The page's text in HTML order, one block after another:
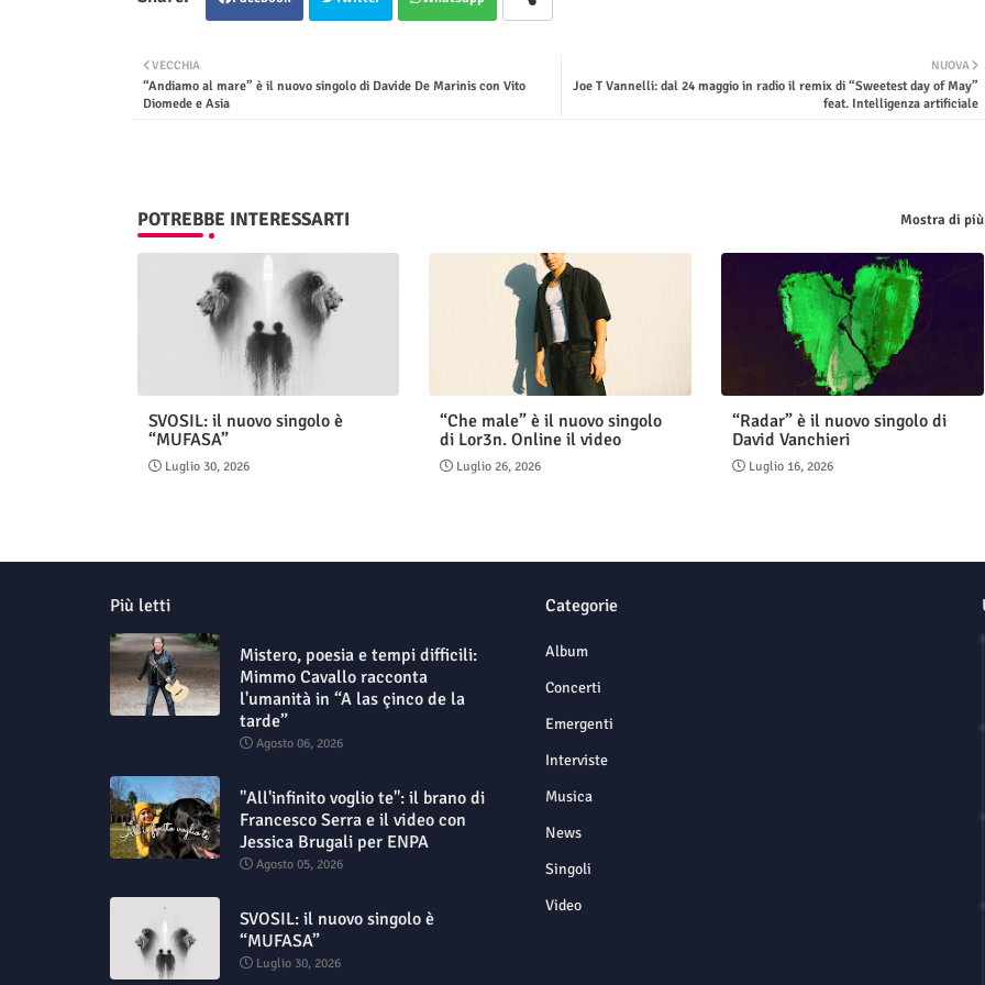
NUOVA
Joe T Vannelli: dal 24 maggio in radio il remix di “Sweetest day of May”
feat. Intelligenza artificiale
VECCHIA
“Andiamo al mare” è il nuovo singolo di Davide De Marinis con Vito
Diomede e Asia
POTREBBE INTERESSARTI Mostra di più
SVOSIL: il nuovo singolo è
“MUFASA”
Luglio 30, 2026
“Che male” è il nuovo singolo
di Lor3n. Online il video
Luglio 26, 2026
“Radar” è il nuovo singolo di
David Vanchieri
Luglio 16, 2026
Più letti
Mistero, poesia e tempi difficili:
Mimmo Cavallo racconta
l'umanità in “A las çinco de la
tarde”
Agosto 06, 2026
"All'infinito voglio te": il brano di
Francesco Serra e il video con
Jessica Brugali per ENPA
Agosto 05, 2026
SVOSIL: il nuovo singolo è
“MUFASA”
Luglio 30, 2026
Categorie
Album
Concerti
Emergenti
Interviste
Musica
News
Singoli
Video